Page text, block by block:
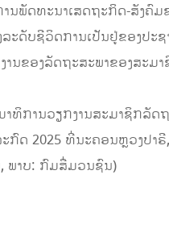
ພັດທະນາເສດຖະກິດ-ສັງຄົ
ດັບຊີວິດການ​ເປັນ​ຢູ່​ຂອງ​ປະ
ນຂອງລັດຖະສະພາຂອງສະມ
ທິການວຽກງານສະມາຊິກລັດ
ກົດ 2025 ທີ່ນະຄອນຫຼວງປາຣີ
ພາບ: ກົມສື່ມວນຊົນ)